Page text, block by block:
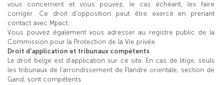
vous concernent et vous pouvez, le cas échéant, les faire
corriger. Ce droit d’opposition peut être exercé en prenant
contact avec Mpact.
Vous pouvez également vous adresser au registre public de la
Commission pour la Protection de la Vie privée.
Droit d’application et tribunaux compétents
Le droit belge est d’application sur ce site. En cas de litige, seuls
les tribunaux de l’arrondissement de Flandre orientale, section de
Gand, sont compétents.